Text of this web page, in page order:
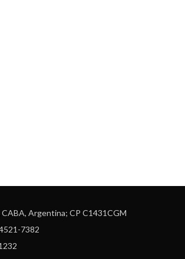
CABA, Argentina; CP C1431CGM
7382